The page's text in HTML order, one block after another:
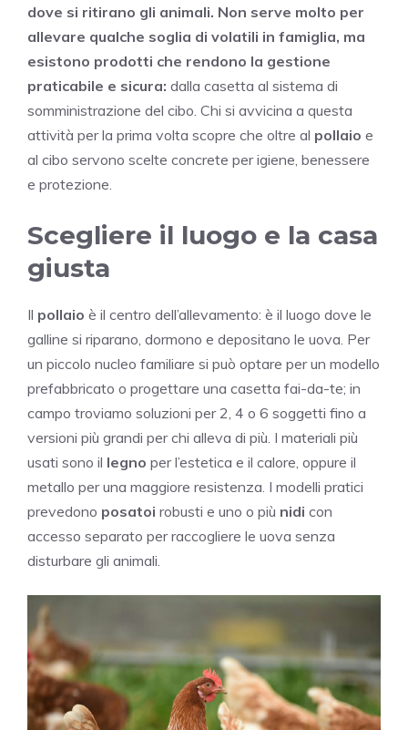
dove si ritirano gli animali. Non serve molto per
allevare qualche soglia di volatili in famiglia, ma
esistono prodotti che rendono la gestione
praticabile e sicura: dalla casetta al sistema di
somministrazione del cibo. Chi si avvicina a questa
attività per la prima volta scopre che oltre al pollaio e
al cibo servono scelte concrete per igiene, benessere
e protezione.
Scegliere il luogo e la casa
giusta
Il pollaio è il centro dell’allevamento: è il luogo dove le
galline si riparano, dormono e depositano le uova. Per
un piccolo nucleo familiare si può optare per un modello
prefabbricato o progettare una casetta fai-da-te; in
campo troviamo soluzioni per 2, 4 o 6 soggetti fino a
versioni più grandi per chi alleva di più. I materiali più
usati sono il legno per l’estetica e il calore, oppure il
metallo per una maggiore resistenza. I modelli pratici
prevedono posatoi robusti e uno o più nidi con
accesso separato per raccogliere le uova senza
disturbare gli animali.